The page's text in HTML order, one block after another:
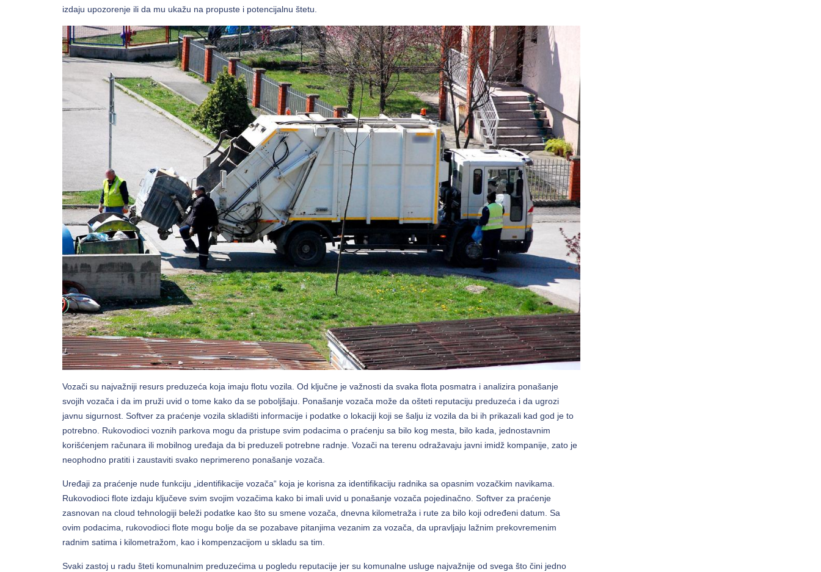
izdaju upozorenje ili da mu ukažu na propuste i potencijalnu štetu.
Vozači su najvažniji resurs preduzeća koja imaju flotu vozila. Od ključne je važnosti da svaka flota posmatra i analizira ponašanje
svojih vozača i da im pruži uvid o tome kako da se poboljšaju. Ponašanje vozača može da ošteti reputaciju preduzeća i da ugrozi
javnu sigurnost. Softver za praćenje vozila skladišti informacije i podatke o lokaciji koji se šalju iz vozila da bi ih prikazali kad god je to
potrebno. Rukovodioci voznih parkova mogu da pristupe svim podacima o praćenju sa bilo kog mesta, bilo kada, jednostavnim
korišćenjem računara ili mobilnog uređaja da bi preduzeli potrebne radnje. Vozači na terenu odražavaju javni imidž kompanije, zato je
neophodno pratiti i zaustaviti svako neprimereno ponašanje vozača.
Uređaji za praćenje nude funkciju „identifikacije vozača“ koja je korisna za identifikaciju radnika sa opasnim vozačkim navikama.
Rukovodioci flote izdaju ključeve svim svojim vozačima kako bi imali uvid u ponašanje vozača pojedinačno. Softver za praćenje
zasnovan na cloud tehnologiji beleži podatke kao što su smene vozača, dnevna kilometraža i rute za bilo koji određeni datum. Sa
ovim podacima, rukovodioci flote mogu bolje da se pozabave pitanjima vezanim za vozača, da upravljaju lažnim prekovremenim
radnim satima i kilometražom, kao i kompenzacijom u skladu sa tim.
Svaki zastoj u radu šteti komunalnim preduzećima u pogledu reputacije jer su komunalne usluge najvažnije od svega što čini jedno